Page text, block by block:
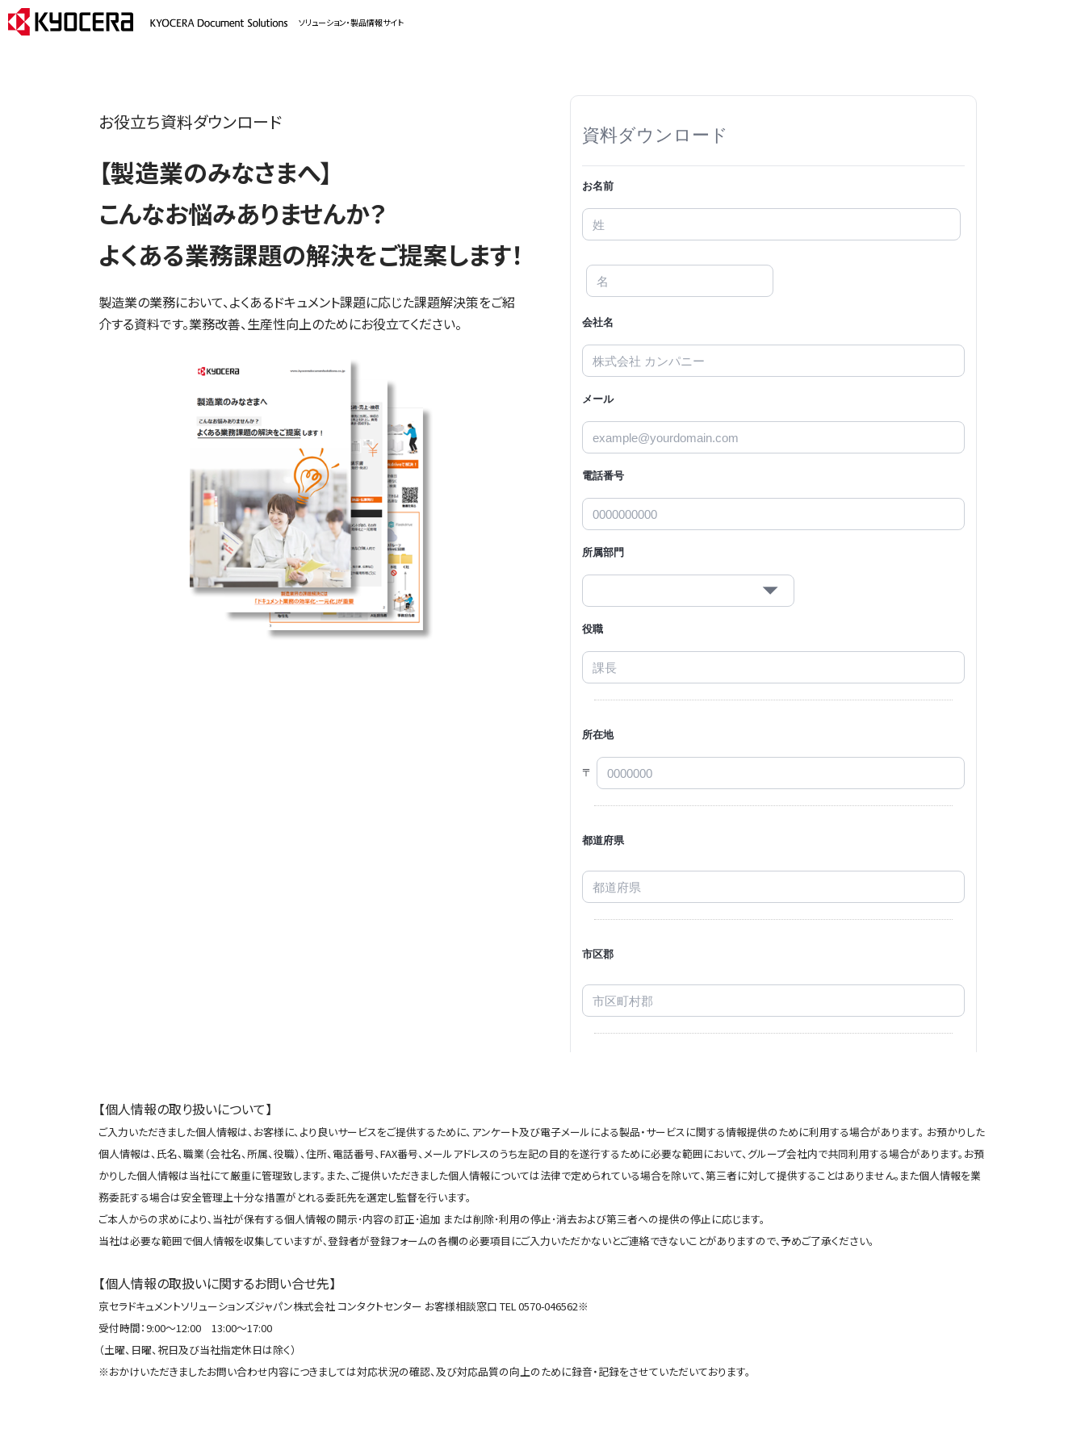
ソリューション・製品情報サイト
お役立ち資料ダウンロード
【製造業のみなさまへ】
こんなお悩みありませんか？
よくある業務課題の解決をご提案します！
製造業の業務において、よくあるドキュメント課題に応じた課題解決策をご紹
介する資料です。業務改善、生産性向上のためにお役立てください。
【個人情報の取り扱いについて】
ご入力いただきました個人情報は、お客様に、より良いサービスをご提供するために、アンケート及び電子メールによる製品・サービスに関する情報提供のために利用する場合があります。 お預かりした
個人情報は、氏名、職業（会社名、所属、役職）、住所、電話番号、FAX番号、メールアドレスのうち左記の目的を遂行するために必要な範囲において、グループ会社内で共同利用する場合があります。お預
かりした個人情報は当社にて厳重に管理致します。また、ご提供いただきました個人情報については法律で定められている場合を除いて､第三者に対して提供することはありません｡また個人情報を業
務委託する場合は安全管理上十分な措置がとれる委託先を選定し監督を行います。
ご本人からの求めにより､当社が保有する個人情報の開示･内容の訂正･追加 または削除･利用の停止･消去および第三者への提供の停止に応じます。
当社は必要な範囲で個人情報を収集していますが､登録者が登録フォームの各欄の必要項目にご入力いただかないとご連絡できないことがありますので､予めご了承ください。
【個人情報の取扱いに関するお問い合せ先】
京セラドキュメントソリューションズジャパン株式会社 コンタクトセンター お客様相談窓口 TEL 0570-046562※
受付時間：9:00～12:00 13:00～17:00
（土曜、日曜、祝日及び当社指定休日は除く）
※おかけいただきましたお問い合わせ内容につきましては対応状況の確認、及び対応品質の向上のために録音・記録をさせていただいております。